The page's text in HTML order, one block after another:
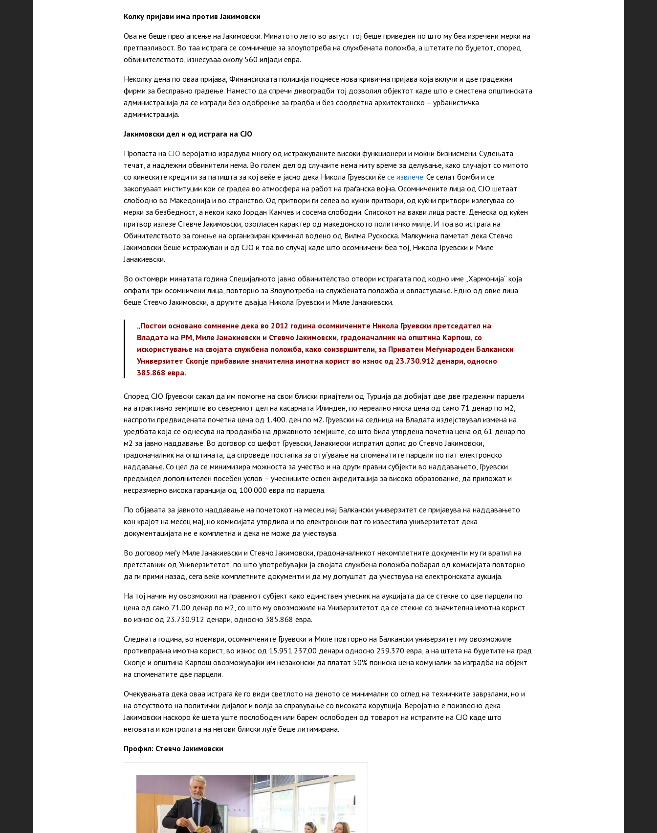
Колку пријави има против Јакимовски
Ова не беше прво апсење на Јакимовски. Минатото лето во август тој беше приведен по што му беа изречени мерки на
претпазливост. Во таа истрага се сомничеше за злоупотреба на службената положба, а штетите по буџетот, според
обвинителството, изнесуваа околу 560 илјади евра.
Неколку дена по оваа пријава, Финансиската полиција поднесе нова кривична пријава која вклучи и две градежни
фирми за бесправно градење. Наместо да спречи дивоградби тој дозволил објектот каде што е сместена општинската
администрација да се изгради без одобрение за градба и без соодветна архитектонско – урбанистичка
администрација.
Јакимовски дел и од истрага на СЈО
Пропаста на СЈО веројатно израдува многу од истражуваните високи функционери и моќни бизнисмени. Судењата
течат, а надлежни обвинители нема. Во голем дел од случаите нема ниту време за делување, како случајот со митото
со кинеските кредити за патишта за кој веќе е јасно дека Никола Груевски ќе се извлече.Се селат бомби и се
закопуваат институции кои се градеа во атмосфера на работ на граѓанска војна. Осомничените лица од СЈО шетаат
слободно во Македонија и во странство. Од притвори ги селеа во куќни притвори, од куќни притвори излегуваа со
мерки за безбедност, а некои како Јордан Камчев и сосема слободни. Списокот на вакви лица расте. Денеска од куќен
притвор излезе Стевче Јакимовски, озогласен карактер од македонското политичко милје. И тоа во истрага на
Обинителството за гонење на организиран криминал водено од Вилма Рускоска. Малкумина паметат дека Стевчо
Јакимовски беше истражуван и од СЈО и тоа во случај каде што осомничени беа тој, Никола Груевски и Миле
Јанакиевски.
Во октомври минатата година Специјалното јавно обвинителство отвори истрагата под кодно име „Хармонија“ која
опфати три осомничени лица, повторно за Злоупотреба на службената положба и овластување. Едно од овие лица
беше Стевчо Јакимовски, а другите двајца Никола Груевски и Миле Јанакиевски.
„Постои основано сомнение дека во 2012 година осомничените Никола Груевски претседател на
Владата на РМ, Миле Јанакиевски и Стевчо Јакимовски, градоначалник на општина Карпош, со
искористување на својата службена положба, како соизвршители, за Приватен Меѓународен Балкански
Универзитет Скопје прибавиле значителна имотна корист во износ од 23.730.912 денари, односно
385.868 евра.
Според СЈО Груевски сакал да им помогне на свои блиски приајтели од Турција да добијат две две градежни парцели
на атрактивно земјиште во северниот дел на касарната Илинден, по нереално ниска цена од само 71 денар по м2,
наспроти предвидената почетна цена од 1.400. ден по м2. Груевски на седница на Владата издејствувал измена на
уредбата која се однесува на продажба на државното земјиште, со што била утврдена почетна цена од 61 денар по
м2 за јавно наддавање. Во договор со шефот Груевски, Јанакиески испратил допис до Стевчо Јакимовски,
градоначалник на општината, да спроведе постапка за отуѓување на споменатите парцели по пат електронско
наддавање. Со цел да се минимизира можноста за учество и на други правни субјекти во наддавањето, Груевски
предвидел дополнителен посебен услов – учесниците освен акредитација за високо образование, да приложат и
несразмерно висока гаранција од 100.000 евра по парцела.
По објавата за јавното наддавање на почетокот на месец мај Балкански универзитет се пријавува на наддавањето
кон крајот на месец мај, но комисијата утврдила и по електронски пат го известила универзитетот дека
документацијата не е комплетна и дека не може да учествува.
Во договор меѓу Миле Јанакиевски и Стевчо Јакимовски, градоначалникот некомплетните документи му ги вратил на
претставник од Универзитетот, по што употребувајки ја својата службена положба побарал од комисијата повторно
да ги прими назад, сега веќе комплетните документи и да му допуштат да учествува на електронската аукција.
На тој начин му овозможил на правниот субјект како единствен учесник на аукцијата да се стекне со две парцели по
цена од само 71.00 денар по м2, со што му овозможиле на Универзитетот да се стекне со значителна имотна корист
во износ од 23.730.912 денари, односно 385.868 евра.
Следната година, во ноември, осомничените Груевски и Миле повторно на Балкански универзитет му овозможиле
противправна имотна корист, во износ од 15.951.237,00 денари односно 259.370 евра, а на штета на буџетите на град
Скопје и општина Карпош овозможувајќи им незаконски да платат 50% пониска цена комуналии за изградба на објект
на споменатите две парцели.
Очекувањата дека оваа истрага ќе го види светлото на деното се минимални со оглед на техничките заврзлами, но и
на отсуството на политички дијалог и волја за справување со високата корупција. Веројатно е поизвесно дека
Јакимовски наскоро ќе шета уште послободен или барем ослободен од товарот на истрагите на СЈО каде што
неговата и контролата на негови блиски луѓе беше литимирана.
Профил: Стевчо Јакимовски